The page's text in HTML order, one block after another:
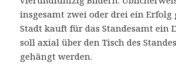
insgesamt zwei oder drei ein Erfolg
Stadt kauft für das Standesamt ein
soll axial über den Tisch des
gehängt werden.